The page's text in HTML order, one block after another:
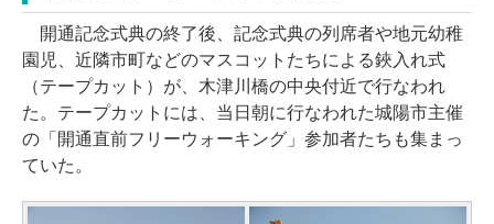
開通記念式典の終了後、記念式典の列席者や地元幼稚
園児、近隣市町などのマスコットたちによる鋏入れ式
（テープカット）が、木津川橋の中央付近で行なわれ
た。テープカットには、当日朝に行なわれた城陽市主催
の「開通直前フリーウォーキング」参加者たちも集まっ
ていた。